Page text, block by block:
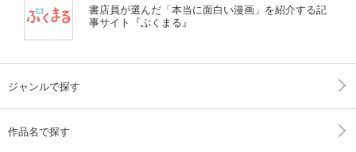
書店員が選んだ「本当に面白い漫画」を紹介する記
事サイト『ぶくまる』
ジャンルで探す
作品名で探す